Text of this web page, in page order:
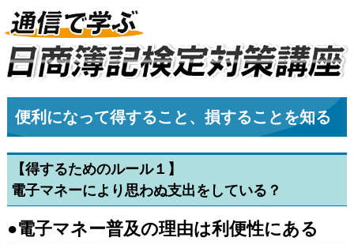
便利になって得すること、損することを知る
【得するためのルール１】
電子マネーにより思わぬ支出をしている？
●電子マネー普及の理由は利便性にある